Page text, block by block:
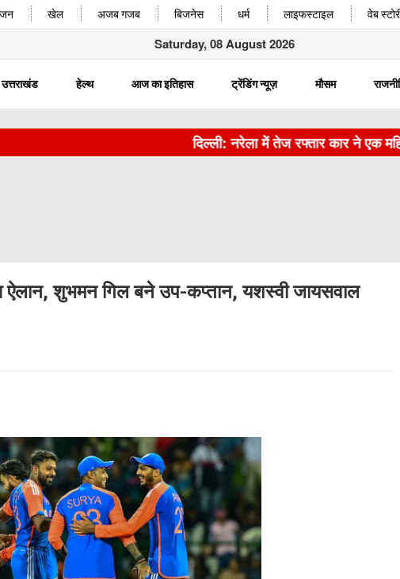
खेल अजब गजब बिजनेस धर्म लाइफस्टाइल वेब
Saturday, 08 August 2026
उत्तराखंड हेल्थ आज का इतिहास ट्रेंडिंग न्यूज़ मौसम
दिल्ली: नरेला में तेज रफ्तार कार ने एक
शुभमन गिल बने उप-कप्तान, यशस्वी जायसवाल